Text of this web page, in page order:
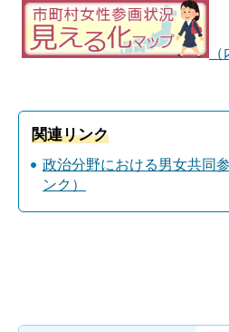
関連リンク
政治分野における男女共同
ンク）